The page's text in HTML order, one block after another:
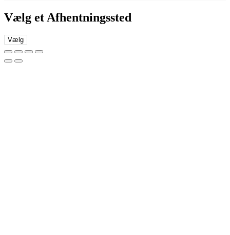
Vælg et Afhentningssted
Vælg